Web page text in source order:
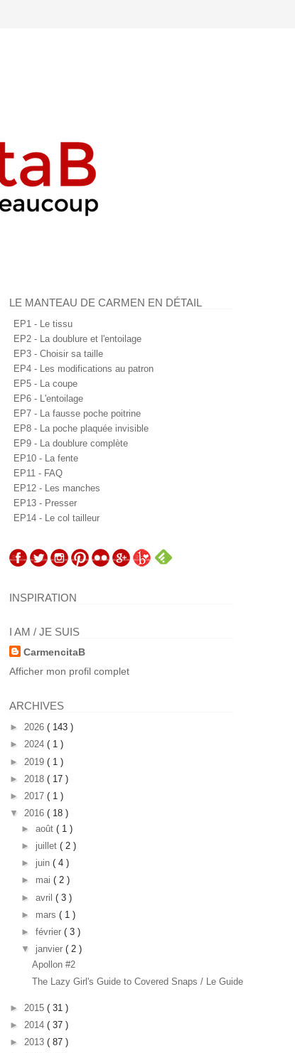
LE MANTEAU DE CARMEN EN DÉTAIL
EP1 - Le tissu
EP2 - La doublure et l'entoilage
EP3 - Choisir sa taille
EP4 - Les modifications au patron
EP5 - La coupe
EP6 - L'entoilage
EP7 - La fausse poche poitrine
EP8 - La poche plaquée invisible
EP9 - La doublure complète
EP10 - La fente
EP11 - FAQ
EP12 - Les manches
EP13 - Presser
EP14 - Le col tailleur
INSPIRATION
I AM / JE SUIS
CarmencitaB
Afficher mon profil complet
ARCHIVES
► 2026 ( 143 )
► 2024 ( 1 )
► 2019 ( 1 )
► 2018 ( 17 )
► 2017 ( 1 )
▼ 2016 ( 18 )
► août ( 1 )
► juillet ( 2 )
► juin ( 4 )
► mai ( 2 )
► avril ( 3 )
► mars ( 1 )
► février ( 3 )
▼ janvier ( 2 )
Apollon #2
The Lazy Girl's Guide to Covered Snaps / Le Guide ...
► 2015 ( 31 )
► 2014 ( 37 )
► 2013 ( 87 )